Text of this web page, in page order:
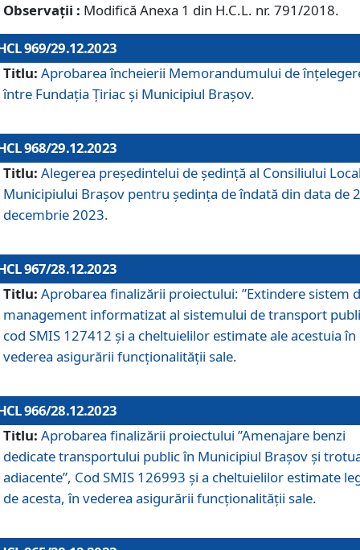
Observații : Modifică Anexa 1 din H.C.L. nr. 791/2018.
969/29.12.2023
Titlu: Aprobarea încheierii Memorandumului de
între Fundația Țiriac și Municipiul Brașov.
968/29.12.2023
Titlu: Alegerea preşedintelui de şedinţă al Consiliului
Municipiului Braşov pentru ședința de îndată din data de
decembrie 2023.
967/28.12.2023
Titlu: Aprobarea finalizării proiectului: ”Extindere sistem
management informatizat al sistemului de transport
cod SMIS 127412 și a cheltuielilor estimate ale acestuia în
vederea asigurării funcționalității sale.
966/28.12.2023
Titlu: Aprobarea finalizării proiectului ”Amenajare benzi
dedicate transportului public în Municipiul Brașov şi
adiacente”, Cod SMIS 126993 și a cheltuielilor estimate
de acesta, în vederea asigurării funcționalității sale.